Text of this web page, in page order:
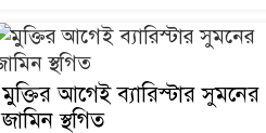
তাজা
মুক্তির আগেই ব্যারিস্টার সুমনের
জামিন স্থগিত